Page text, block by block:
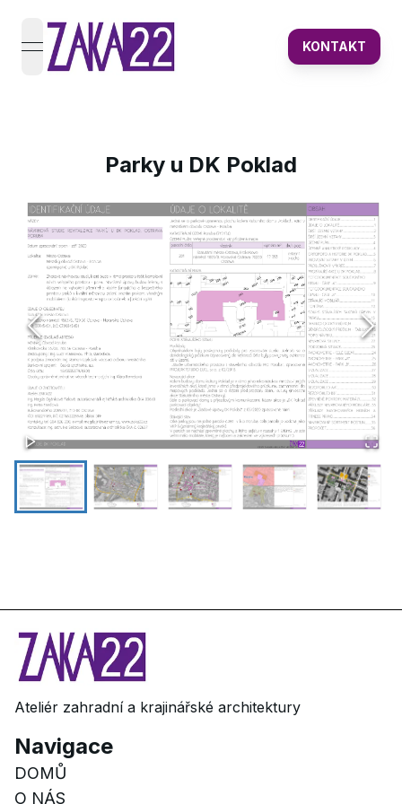
open navigation menu
KONTAKT
Parky u DK Poklad
Ateliér zahradní a krajinářské architektury
Navigace
DOMŮ
O NÁS